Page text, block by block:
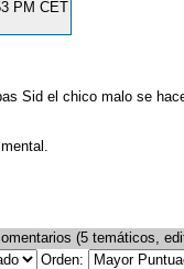
PM CET
Sid el chico malo se
(5 temáticos,
Orden: